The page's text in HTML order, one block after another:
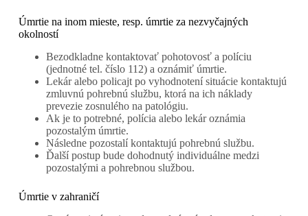
Úmrtie na inom mieste, resp. úmrtie za nezvyčajných
okolností
Bezodkladne kontaktovať pohotovosť a políciu
(jednotné tel. číslo 112) a oznámiť úmrtie.
Lekár alebo policajt po vyhodnotení situácie kontaktujú
zmluvnú pohrebnú službu, ktorá na ich náklady
prevezie zosnulého na patológiu.
Ak je to potrebné, polícia alebo lekár oznámia
pozostalým úmrtie.
Následne pozostalí kontaktujú pohrebnú službu.
Ďalší postup bude dohodnutý individuálne medzi
pozostalými a pohrebnou službou.
Úmrtie v zahraničí